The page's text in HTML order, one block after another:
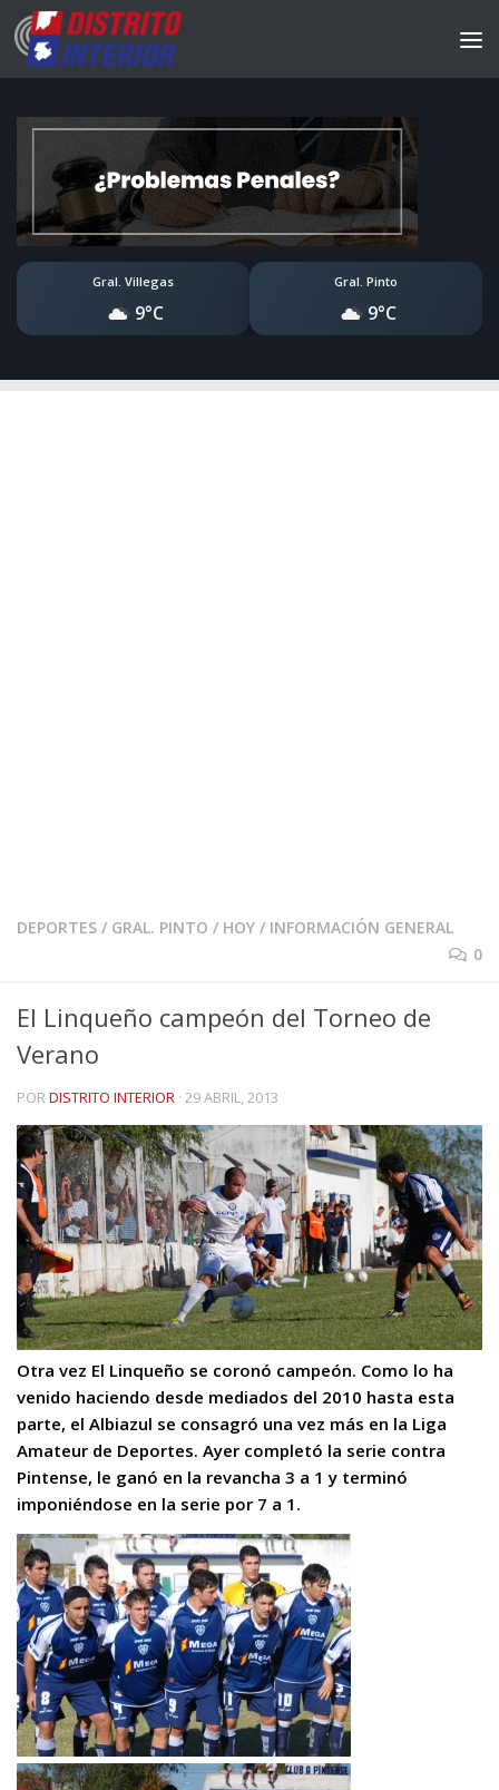
Gral. Villegas
9°C
Gral. Pinto
9°C
DEPORTES / GRAL. PINTO / HOY / INFORMACIÓN GENERAL
0
El Linqueño campeón del Torneo de
Verano
PORDISTRITO INTERIOR · 29 ABRIL, 2013
Otra vez El Linqueño se coronó campeón. Como lo ha
venido haciendo desde mediados del 2010 hasta esta
parte, el Albiazul se consagró una vez más en la Liga
Amateur de Deportes. Ayer completó la serie contra
Pintense, le ganó en la revancha 3 a 1 y terminó
imponiéndose en la serie por 7 a 1.